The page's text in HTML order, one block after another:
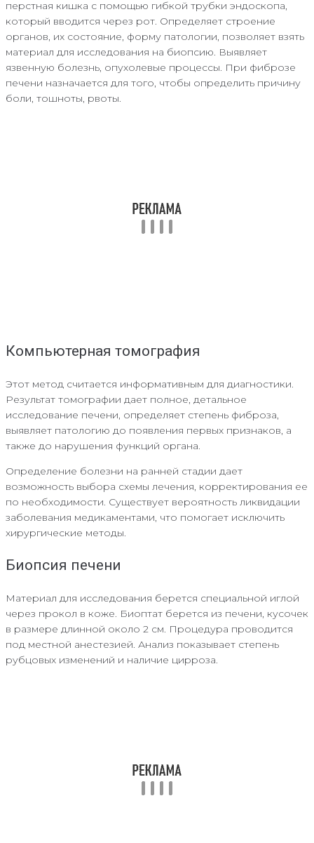
перстная кишка с помощью гибкой трубки эндоскопа,
который вводится через рот. Определяет строение
органов, их состояние, форму патологии, позволяет взять
материал для исследования на биопсию. Выявляет
язвенную болезнь, опухолевые процессы. При фиброзе
печени назначается для того, чтобы определить причину
боли, тошноты, рвоты.
Компьютерная томография
Этот метод считается информативным для диагностики.
Результат томографии дает полное, детальное
исследование печени, определяет степень фиброза,
выявляет патологию до появления первых признаков, а
также до нарушения функций органа.
Определение болезни на ранней стадии дает
возможность выбора схемы лечения, корректирования ее
по необходимости. Существует вероятность ликвидации
заболевания медикаментами, что помогает исключить
хирургические методы.
Биопсия печени
Материал для исследования берется специальной иглой
через прокол в коже. Биоптат берется из печени, кусочек
в размере длинной около 2 см. Процедура проводится
под местной анестезией. Анализ показывает степень
рубцовых изменений и наличие цирроза.